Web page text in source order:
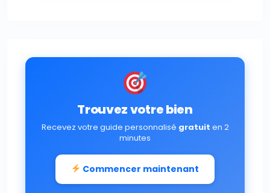
Trouvez votre bien
Recevez votre guide personnalisé gratuit en 2
minutes
Commencer maintenant